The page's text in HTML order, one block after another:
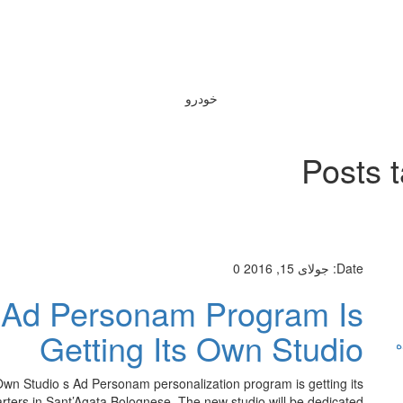
خودرو
Posts
Date: جولای 15, 2016 0
Personam Program Is
Getting Its Own Studio
Studio s Ad Personam personalization program is getting its